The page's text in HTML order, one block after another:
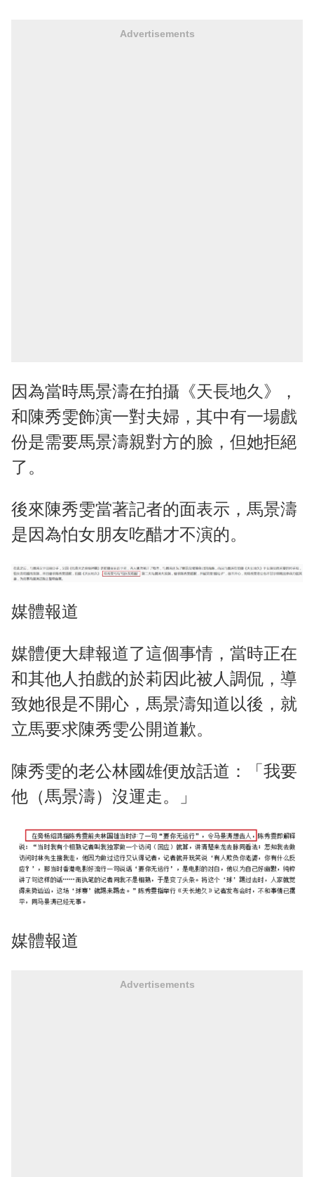
Advertisements
因為當時馬景濤在拍攝《天長地久》，
和陳秀雯飾演一對夫婦，其中有一場戲
份是需要馬景濤親對方的臉，但她拒絕
了。
後來陳秀雯當著記者的面表示，馬景濤
是因為怕女朋友吃醋才不演的。
媒體報道
媒體便大肆報道了這個事情，當時正在
和其他人拍戲的於莉因此被人調侃，導
致她很是不開心，馬景濤知道以後，就
立馬要求陳秀雯公開道歉。
陳秀雯的老公林國雄便放話道：「我要
他（馬景濤）沒運走。」
媒體報道
Advertisements